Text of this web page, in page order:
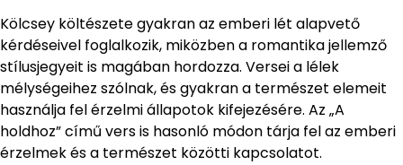
Kölcsey költészete gyakran az emberi lét alapvető
kérdéseivel foglalkozik, miközben a romantika jellemző
stílusjegyeit is magában hordozza. Versei a lélek
mélységeihez szólnak, és gyakran a természet elemeit
használja fel érzelmi állapotok kifejezésére. Az „A
holdhoz” című vers is hasonló módon tárja fel az emberi
érzelmek és a természet közötti kapcsolatot.